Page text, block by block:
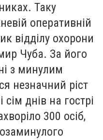
Таку
оперативній
відділу охорони
Чуба. За його
з минулим
незначний ріст
днів на гострі
300 осіб,